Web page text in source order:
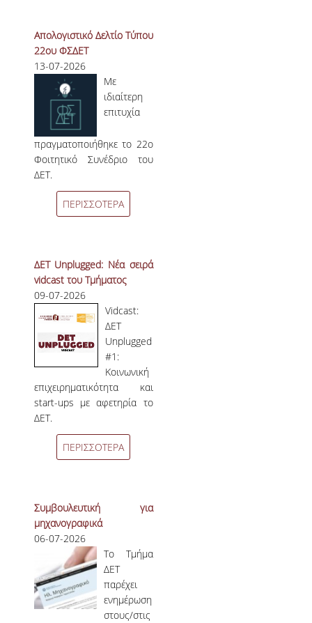
ΔΙΔΑΣΚΑΛΙΑ ΚΑΙ ΕΞΕΤΑΣΕΙΣ
ΔΙΑΧΕΙΡΙΣΗ ΠΑΡΑΠΟΝΩΝ ΦΟΙΤΗΤΩΝ
TUTORS ΦΟΙΤΗΤΩΝ
ΜΕΤΑΠΤΥΧΙΑΚΕΣ ΣΠΟΥΔΕΣ
ΠΡΟΓΡΑΜΜΑΤΑ ΜΕΤΑΠΤΥΧΙΑΚΩΝ ΣΠΟΥΔΩΝ
ΔΙΔΑΚΤΟΡΕΣ ΤΟΥ ΤΜΗΜΑΤΟΣ
ΕΡΕΥΝΗΤΙΚΑ ΣΕΜΙΝΑΡΙΑ
ΠΡΟΓΡΑΜΜΑ ERASMUS+
ΜΑΘΗΜΑΤΑ ΠΟΥ ΠΡΟΣΦΕΡΕΙ ΤΟ
ΤΜΗΜΑ
ΣΥΝΕΡΓΑΖΟΜΕΝΑ ΠΑΝΕΠΙΣΤΗΜΙΑ
ΑΝΑΚΟΙΝΩΣΕΙΣ ΠΡΟΓΡΑΜΜΑΤΟΣ
FAQS
ΠΟΛΙΤΙΚΗ ΔΙΑΣΦΑΛΙΣΗΣ ΠΟΙΟΤΗΤΑΣ
ΔΕΔΟΜΕΝΑ ΠΟΙΟΤΗΤΑΣ
ΠΙΣΤΟΠΟΙΗΣΗ
ΑΞΙΟΛΟΓΗΣΗ
Απολογιστικό Δελτίο Τύπου
22ου ΦΣΔΕΤ
13-07-2026
Με
ιδιαίτερη
επιτυχία
πραγματοποιήθηκε το 22ο
Φοιτητικό Συνέδριο του
ΔΕΤ.
ΠΕΡΙΣΣΟΤΕΡΑ
ΔΕΤ Unplugged: Νέα σειρά
vidcast του Τμήματος
09-07-2026
Vidcast:
ΔΕΤ
Unplugged
#1:
Κοινωνική
επιχειρηματικότητα και
start-ups με αφετηρία το
ΔΕΤ.
ΠΕΡΙΣΣΟΤΕΡΑ
Συμβουλευτική για
μηχανογραφικά
06-07-2026
Το Τμήμα
ΔΕΤ
παρέχει
ενημέρωση
στους/στις